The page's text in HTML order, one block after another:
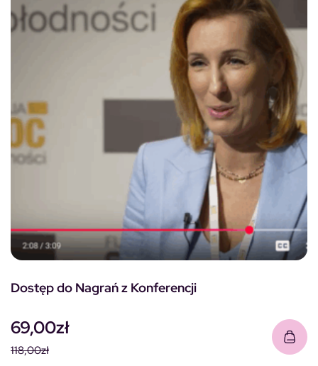
Dostęp do Nagrań z Konferencji
118,00zł
69,00zł